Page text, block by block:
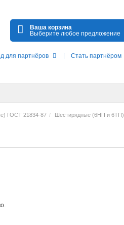
Ваша корзина
Выберите любое предложение
для партнёров Стать партнёром
ГОСТ 21834-87 Шестирядные (6НП и 6ТП)